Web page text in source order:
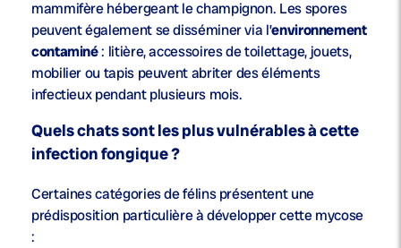
mammifère hébergeant le champignon. Les spores
peuvent également se disséminer via l’environnement
contaminé: litière, accessoires de toilettage, jouets,
mobilier ou tapis peuvent abriter des éléments
infectieux pendant plusieurs mois.
Quels chats sont les plus vulnérables à cette
infection fongique ?
Certaines catégories de félins présentent une
prédisposition particulière à développer cette mycose
: